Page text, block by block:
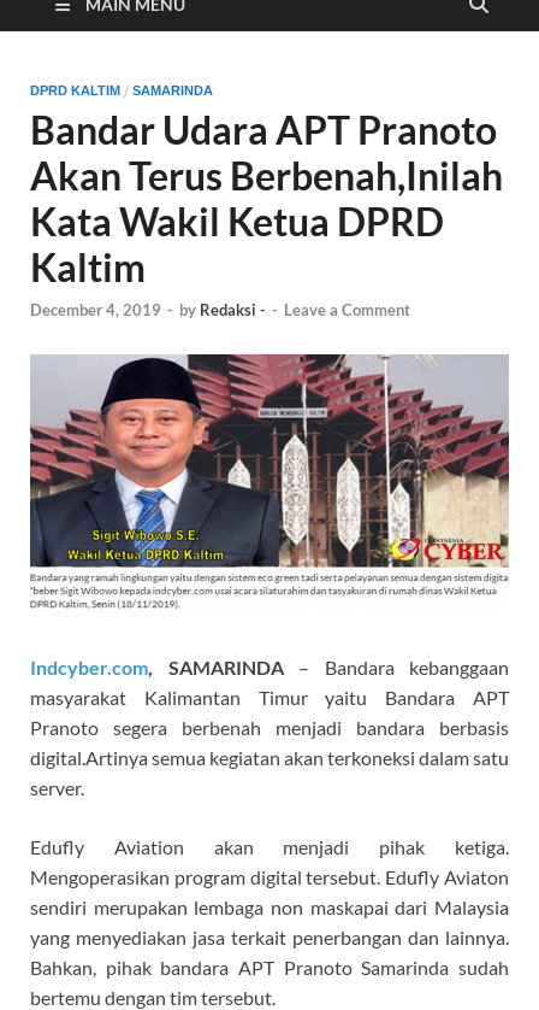
DPRD KALTIM / SAMARINDA
Bandar Udara APT Pranoto
Akan Terus Berbenah,Inilah
Kata Wakil Ketua DPRD
Kaltim
December 4, 2019 - by Redaksi - - Leave a Comment
Indcyber.com , SAMARINDA– Bandara kebanggaan
masyarakat Kalimantan Timur yaitu Bandara APT
Pranoto segera berbenah menjadi bandara berbasis
digital.Artinya semua kegiatan akan terkoneksi dalam satu
server.
Edufly Aviation akan menjadi pihak ketiga.
Mengoperasikan program digital tersebut. Edufly Aviaton
sendiri merupakan lembaga non maskapai dari Malaysia
yang menyediakan jasa terkait penerbangan dan lainnya.
Bahkan, pihak bandara APT Pranoto Samarinda sudah
bertemu dengan tim tersebut.